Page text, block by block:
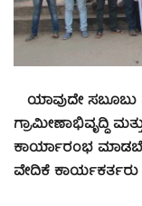
ಯಾವುದೇ ಸಬೂಬು
ಗ್ರಾಮೀಣಾಭಿವೃದ್ಧಿ
ಕಾರ್ಯಾರಂಭ
ವೇದಿಕೆ ಕಾರ್ಯಕರ್ತರು